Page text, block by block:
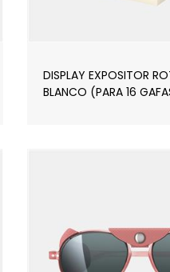
DISPLAY EXPOSITOR
BLANCO (PARA 16